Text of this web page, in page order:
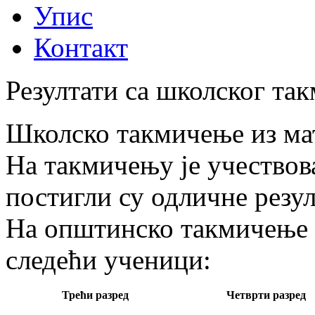
Упис
Контакт
Резултати са школског
Школско такмичење из
На такмичењу је
постигли су одличне
На општинско такмичење
следећи ученици:
Трећи разред Четврти разред